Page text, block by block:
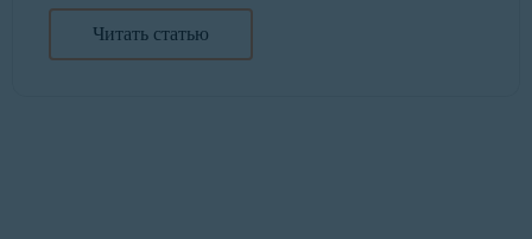
Читать статью